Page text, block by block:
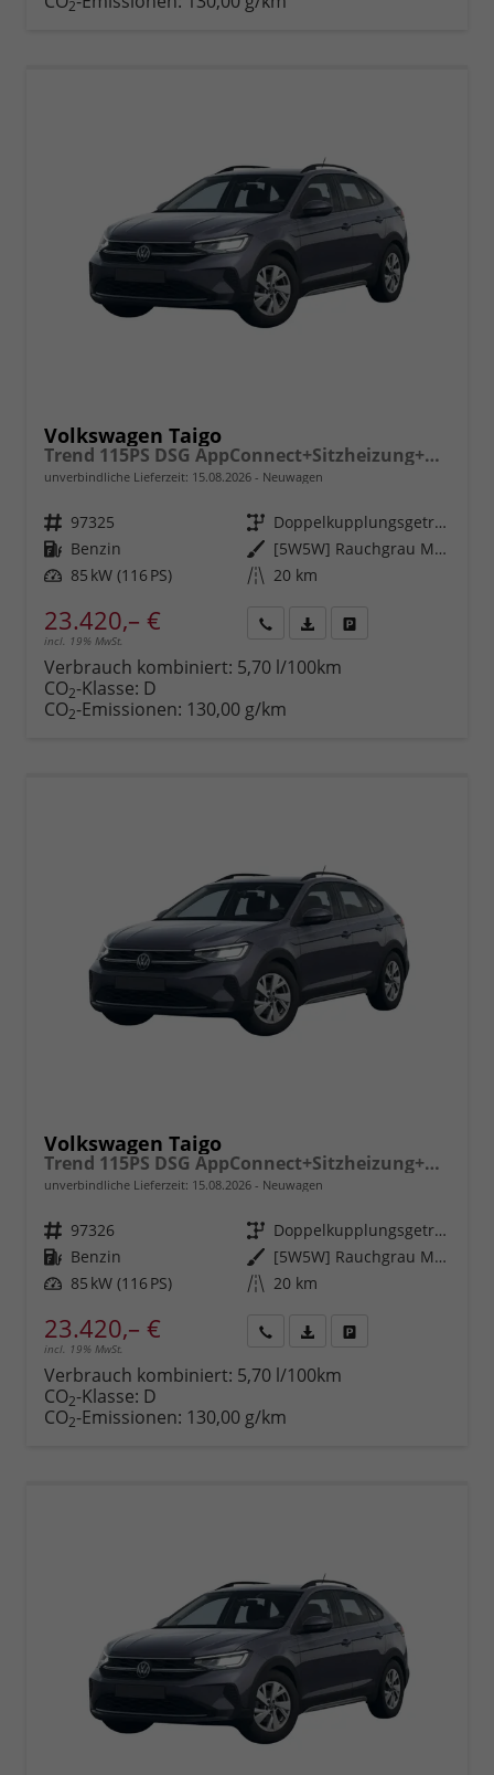
2
Volkswagen Taigo
Trend 115PS DSG AppConnect+Sitzheizung+PDC+Alu16+LED+DAB+FrontAssist
unverbindliche Lieferzeit: 15.08.2026 Neuwagen
Fahrzeugnr. 97325 Getriebe
Doppelkupplungsgetriebe (DSG)
Kraftstoff Benzin Außenfarbe
[5W5W] Rauchgrau Metallic
Leistung 85 kW (116 PS) Kilometerstand 20 km
23.420,– €
incl. 19% MwSt.
anfordern
Datei,
Verbrauch kombiniert: 5,70 l/100km
CO2-Klasse: D
CO2-Emissionen: 130,00 g/km
Volkswagen Taigo
Trend 115PS DSG AppConnect+Sitzheizung+PDC+Alu16+LED+DAB+FrontAssist
unverbindliche Lieferzeit: 15.08.2026 Neuwagen
Fahrzeugnr. 97326 Getriebe
Doppelkupplungsgetriebe (DSG)
Kraftstoff Benzin Außenfarbe
[5W5W] Rauchgrau Metallic
Leistung 85 kW (116 PS) Kilometerstand 20 km
23.420,– €
incl. 19% MwSt.
anfordern
Datei,
Verbrauch kombiniert: 5,70 l/100km
CO2-Klasse: D
CO2-Emissionen: 130,00 g/km